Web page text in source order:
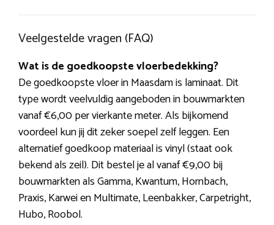
Veelgestelde vragen (FAQ)
Wat is de goedkoopste vloerbedekking?
De goedkoopste vloer in Maasdam is laminaat. Dit
type wordt veelvuldig aangeboden in bouwmarkten
vanaf €6,00 per vierkante meter. Als bijkomend
voordeel kun jij dit zeker soepel zelf leggen. Een
alternatief goedkoop materiaal is vinyl (staat ook
bekend als zeil). Dit bestel je al vanaf €9,00 bij
bouwmarkten als Gamma, Kwantum, Hornbach,
Praxis, Karwei en Multimate, Leenbakker, Carpetright,
Hubo, Roobol.